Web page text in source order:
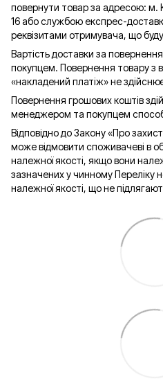
повернути товар за адресою: м.
16 або службою експрес-
реквізитами отримувача, що
Вартість доставки за
покупцем. Повернення товару з
«накладений платіж» не
Повернення грошових коштів
менеджером та покупцем
Відповідно до Закону «Про
може відмовити споживачеві в
належної якості, якщо вони
зазначених у чинному Переліку
належної якості, що не